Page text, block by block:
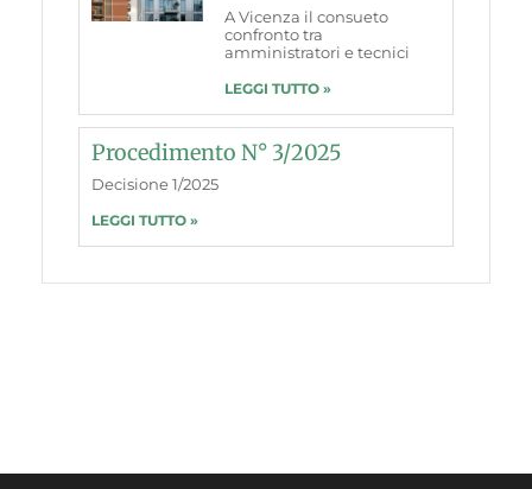
A Vicenza il consueto
confronto tra
amministratori e tecnici
LEGGI TUTTO »
Procedimento N° 3/2025
Decisione 1/2025
LEGGI TUTTO »